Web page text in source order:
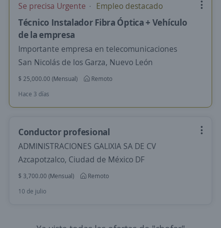
Se precisa Urgente Empleo destacado
Técnico Instalador Fibra Óptica + Vehículo
de la empresa
Importante empresa en telecomunicaciones
San Nicolás de los Garza, Nuevo León
$ 25,000.00 (Mensual)
Remoto
Hace 3 días
Conductor profesional
ADMINISTRACIONES GALIXIA SA DE CV
Azcapotzalco, Ciudad de México DF
$ 3,700.00 (Mensual)
Remoto
10 de julio